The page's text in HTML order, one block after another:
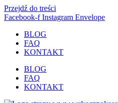
Przejdź do treści
Facebook-f Instagram Envelope
BLOG
FAQ
KONTAKT
BLOG
FAQ
KONTAKT